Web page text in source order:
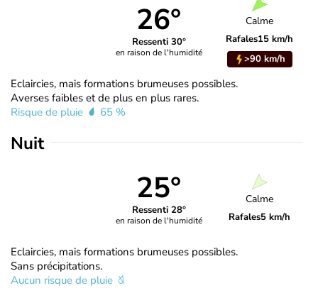
26°
Ressenti 30°
en raison de l'humidité
Calme
Rafales15 km/h
>90 km/h
Eclaircies, mais formations brumeuses possibles.
Averses faibles et de plus en plus rares.
Risque de pluie
65 %
Nuit
25°
Ressenti 28°
en raison de l'humidité
Calme
Rafales5 km/h
Eclaircies, mais formations brumeuses possibles.
Sans précipitations.
Aucun risque de pluie